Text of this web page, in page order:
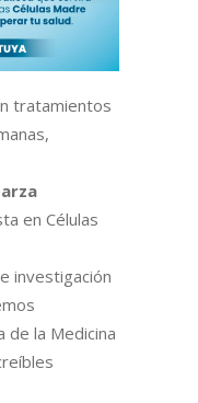
tratamientos
en Células
investigación
de la Medicina